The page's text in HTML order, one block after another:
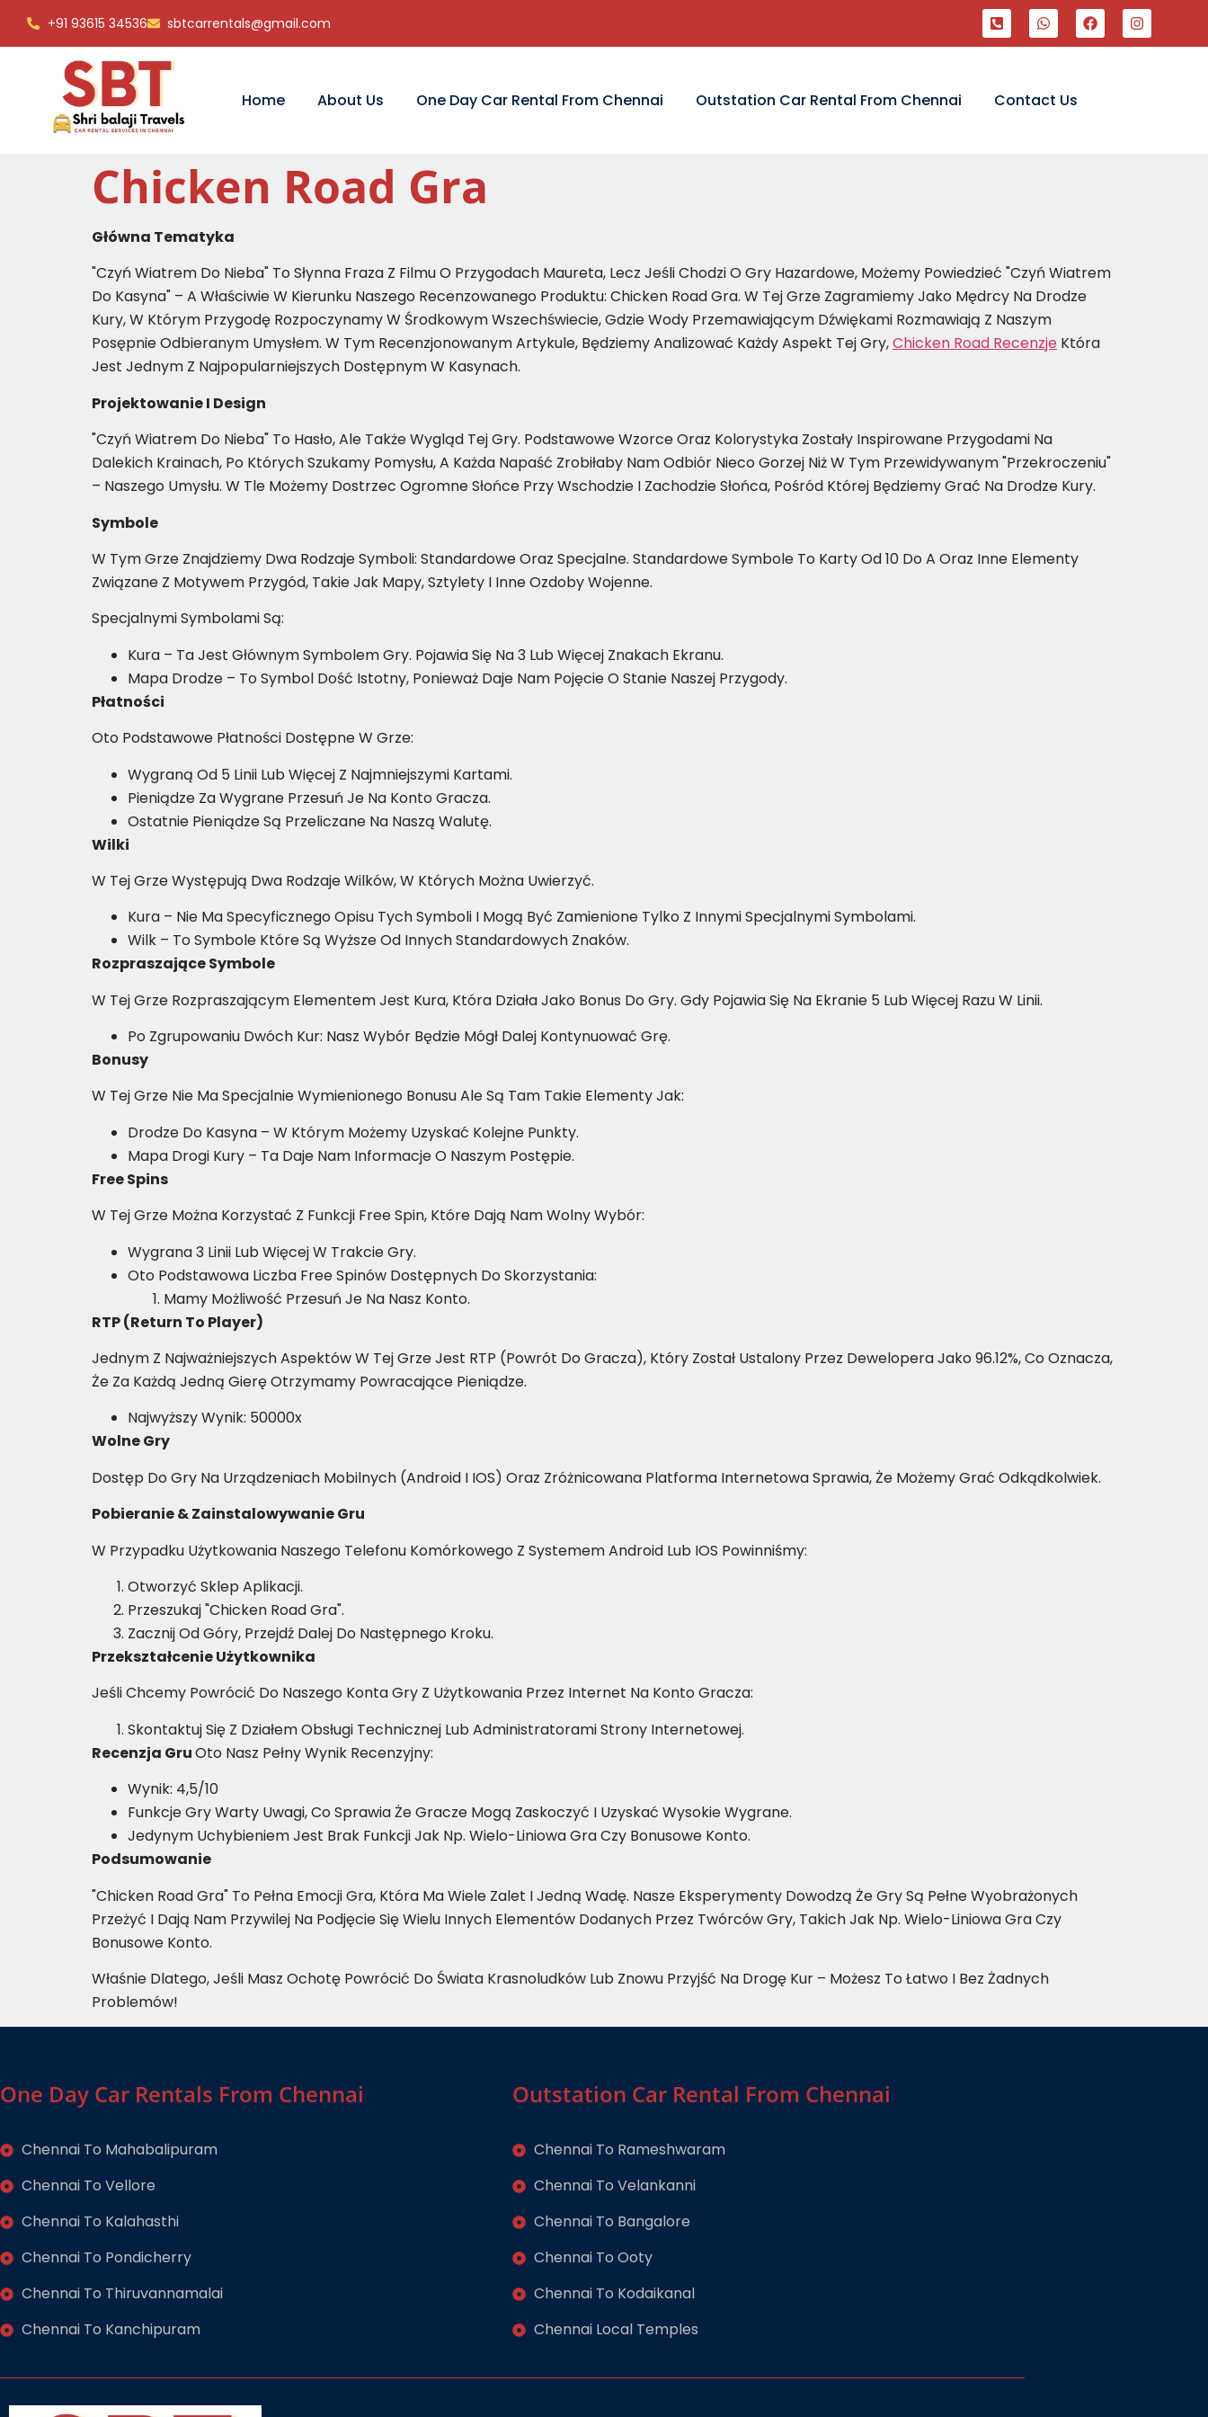
+91 93615 34536 sbtcarrentals@gmail.com
Home About Us One Day Car Rental From Chennai Outstation Car Rental From Chennai Contact Us
Chicken Road Gra
Główna Tematyka
"Czyń Wiatrem Do Nieba" To Słynna Fraza Z Filmu O Przygodach Maureta, Lecz Jeśli Chodzi O Gry Hazardowe, Możemy Powiedzieć "czyń Wiatrem
Do Kasyna" – A Właściwie W Kierunku Naszego Recenzowanego Produktu: Chicken Road Gra. W Tej Grze Zagramiemy Jako Mędrcy Na Drodze
Kury, W Którym Przygodę Rozpoczynamy W Środkowym Wszechświecie, Gdzie Wody Przemawiającym Dźwiękami Rozmawiają Z Naszym
Posępnie Odbieranym Umysłem. W Tym Recenzjonowanym Artykule, Będziemy Analizować Każdy Aspekt Tej Gry,Chicken Road Recenzje Która
Jest Jednym Z Najpopularniejszych Dostępnym W Kasynach.
Projektowanie I Design
"Czyń Wiatrem Do Nieba" To Hasło, Ale Także Wygląd Tej Gry. Podstawowe Wzorce Oraz Kolorystyka Zostały Inspirowane Przygodami Na
Dalekich Krainach, Po Których Szukamy Pomysłu, A Każda Napaść Zrobiłaby Nam Odbiór Nieco Gorzej Niż W Tym Przewidywanym "przekroczeniu"
– Naszego Umysłu. W Tle Możemy Dostrzec Ogromne Słońce Przy Wschodzie I Zachodzie Słońca, Pośród Której Będziemy Grać Na Drodze Kury.
Symbole
W Tym Grze Znajdziemy Dwa Rodzaje Symboli: Standardowe Oraz Specjalne. Standardowe Symbole To Karty Od 10 Do A Oraz Inne Elementy
Związane Z Motywem Przygód, Takie Jak Mapy, Sztylety I Inne Ozdoby Wojenne.
Specjalnymi Symbolami Są:
Kura – Ta Jest Głównym Symbolem Gry. Pojawia Się Na 3 Lub Więcej Znakach Ekranu.
Mapa Drodze – To Symbol Dość Istotny, Ponieważ Daje Nam Pojęcie O Stanie Naszej Przygody.
Płatności
Oto Podstawowe Płatności Dostępne W Grze:
Wygraną Od 5 Linii Lub Więcej Z Najmniejszymi Kartami.
Pieniądze Za Wygrane Przesuń Je Na Konto Gracza.
Ostatnie Pieniądze Są Przeliczane Na Naszą Walutę.
Wilki
W Tej Grze Występują Dwa Rodzaje Wilków, W Których Można Uwierzyć.
Kura – Nie Ma Specyficznego Opisu Tych Symboli I Mogą Być Zamienione Tylko Z Innymi Specjalnymi Symbolami.
Wilk – To Symbole Które Są Wyższe Od Innych Standardowych Znaków.
Rozpraszające Symbole
W Tej Grze Rozpraszającym Elementem Jest Kura, Która Działa Jako Bonus Do Gry. Gdy Pojawia Się Na Ekranie 5 Lub Więcej Razu W Linii.
Po Zgrupowaniu Dwóch Kur: Nasz Wybór Będzie Mógł Dalej Kontynuować Grę.
Bonusy
W Tej Grze Nie Ma Specjalnie Wymienionego Bonusu Ale Są Tam Takie Elementy Jak:
Drodze Do Kasyna – W Którym Możemy Uzyskać Kolejne Punkty.
Mapa Drogi Kury – Ta Daje Nam Informacje O Naszym Postępie.
Free Spins
W Tej Grze Można Korzystać Z Funkcji Free Spin, Które Dają Nam Wolny Wybór:
Wygrana 3 Linii Lub Więcej W Trakcie Gry.
Oto Podstawowa Liczba Free Spinów Dostępnych Do Skorzystania:
Mamy Możliwość Przesuń Je Na Nasz Konto.
RTP (Return To Player)
Jednym Z Najważniejszych Aspektów W Tej Grze Jest RTP (powrót Do Gracza), Który Został Ustalony Przez Dewelopera Jako 96.12%, Co Oznacza,
Że Za Każdą Jedną Gierę Otrzymamy Powracające Pieniądze.
Najwyższy Wynik: 50000x
Wolne Gry
Dostęp Do Gry Na Urządzeniach Mobilnych (Android I IOS) Oraz Zróżnicowana Platforma Internetowa Sprawia, Że Możemy Grać Odkądkolwiek.
Pobieranie & Zainstalowywanie Gru
W Przypadku Użytkowania Naszego Telefonu Komórkowego Z Systemem Android Lub IOS Powinniśmy:
Otworzyć Sklep Aplikacji.
Przeszukaj "Chicken Road Gra".
Zacznij Od Góry, Przejdź Dalej Do Następnego Kroku.
Przekształcenie Użytkownika
Jeśli Chcemy Powrócić Do Naszego Konta Gry Z Użytkowania Przez Internet Na Konto Gracza:
Skontaktuj Się Z Działem Obsługi Technicznej Lub Administratorami Strony Internetowej.
Recenzja GruOto Nasz Pełny Wynik Recenzyjny:
Wynik: 4,5/10
Funkcje Gry Warty Uwagi, Co Sprawia Że Gracze Mogą Zaskoczyć I Uzyskać Wysokie Wygrane.
Jedynym Uchybieniem Jest Brak Funkcji Jak Np. Wielo-Liniowa Gra Czy Bonusowe Konto.
Podsumowanie
"Chicken Road Gra" To Pełna Emocji Gra, Która Ma Wiele Zalet I Jedną Wadę. Nasze Eksperymenty Dowodzą Że Gry Są Pełne Wyobrażonych
Przeżyć I Dają Nam Przywilej Na Podjęcie Się Wielu Innych Elementów Dodanych Przez Twórców Gry, Takich Jak Np. Wielo-Liniowa Gra Czy
Bonusowe Konto.
Właśnie Dlatego, Jeśli Masz Ochotę Powrócić Do Świata Krasnoludków Lub Znowu Przyjść Na Drogę Kur – Możesz To Łatwo I Bez Żadnych
Problemów!
One Day Car Rentals From Chennai
Chennai To Mahabalipuram
Chennai To Vellore
Chennai To Kalahasthi
Chennai To Pondicherry
Chennai To Thiruvannamalai
Chennai To Kanchipuram
Outstation Car Rental From Chennai
Chennai To Rameshwaram
Chennai To Velankanni
Chennai To Bangalore
Chennai To Ooty
Chennai To Kodaikanal
Chennai Local Temples